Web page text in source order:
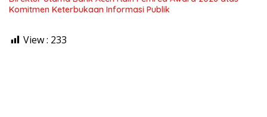
Komitmen Keterbukaan Informasi Publik
View : 233